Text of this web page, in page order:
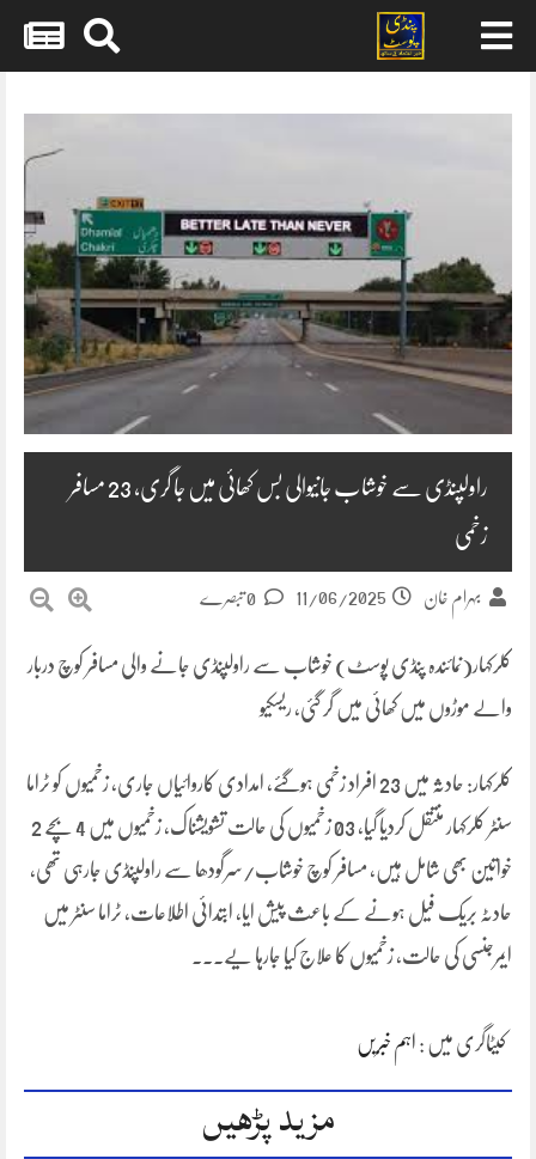
content
راولپنڈی سے خوشاب جانیوالی بس کھائی میں جا گری، 23 مسافر
زخمی
بہرام خان 11/06/2025
کلرکہار(نمائندہ پنڈی پوسٹ) خوشاب سے راولپنڈی جانے والی مسافر کوچ دربار
والے موڑوں میں کھائی میں گر گئی، ریسکیو
کلرکہار: حادثہ میں 23 افراد زخمی ہوگئے، امدادی کاروائیاں جاری، زخمیوں کو ٹراما
سنٹر کلرکہار منتقل کردیا گیا، 03 زخمیوں کی حالت تشویشناک، زخمیوں میں 4 بچے 2
خواتین بھی شامل ہیں، مسافر کوچ خوشاب/سرگودھا سے راولپنڈی جارہی تھی،
حادٹہ بریک فیل ہونے کے باعث پیش ایا، ابتدائی اطلاعات، ٹراما سنٹر میں
ایمرجنسی کی حالت، زخمیوں کا علاج کیا جارہا یے۔۔۔
کیٹاگری میں : اہم خبریں
مزید پڑھیں